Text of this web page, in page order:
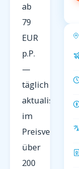
ab
79
EUR
p.P.
—
täglich
aktualisiert
im
Preisvergleich
über
200